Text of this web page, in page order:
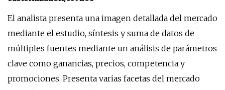
El analista presenta una imagen detallada del mercado
mediante el estudio, síntesis y suma de datos de
múltiples fuentes mediante un análisis de parámetros
clave como ganancias, precios, competencia y
promociones. Presenta varias facetas del mercado